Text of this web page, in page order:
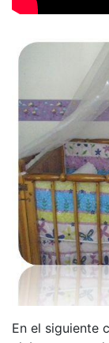
En el siguiente